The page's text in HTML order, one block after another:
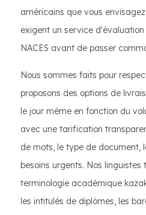
américains que vous
exigent un service
NACES avant de passer
Nous sommes faits pour
proposons des options de
le jour même en fonction du
avec une tarification
de mots, le type de document,
besoins urgents. Nos
terminologie académique
les intitulés de diplômes, les